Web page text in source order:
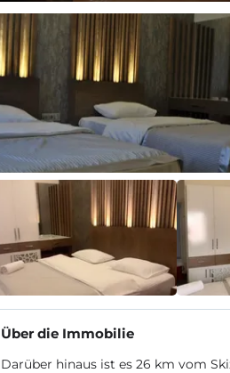
Über die Immobilie
Darüber hinaus ist es 26 km vom